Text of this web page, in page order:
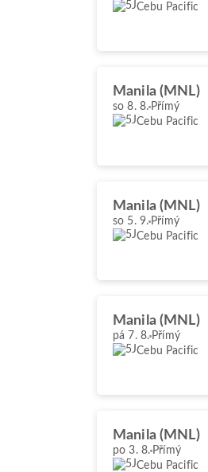
Cebu Pacific
Manila (MNL)
so 8. 8. Přímý
Cebu Pacific
Manila (MNL)
so 5. 9. Přímý
Cebu Pacific
Manila (MNL)
pá 7. 8. Přímý
Cebu Pacific
Manila (MNL)
po 3. 8. Přímý
Cebu Pacific